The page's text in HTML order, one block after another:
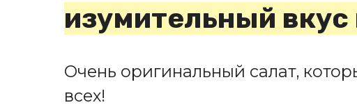
изумительный вкус
Очень оригинальный салат,
всех!